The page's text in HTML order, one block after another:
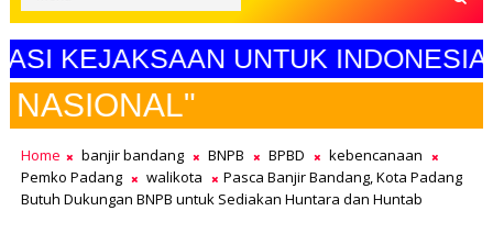
UNTUK INDONESIA MAJU"
Home banjir bandang BNPB BPBD
kebencanaan
Pemko Padang
walikota
Pasca Banjir Bandang, Kota Padang
Butuh Dukungan BNPB untuk Sediakan Huntara dan Huntab